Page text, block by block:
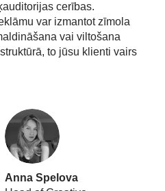
cerības.
var izmantot zīmola
vai viltošana
to jūsu klienti vairs
Anna Spelova